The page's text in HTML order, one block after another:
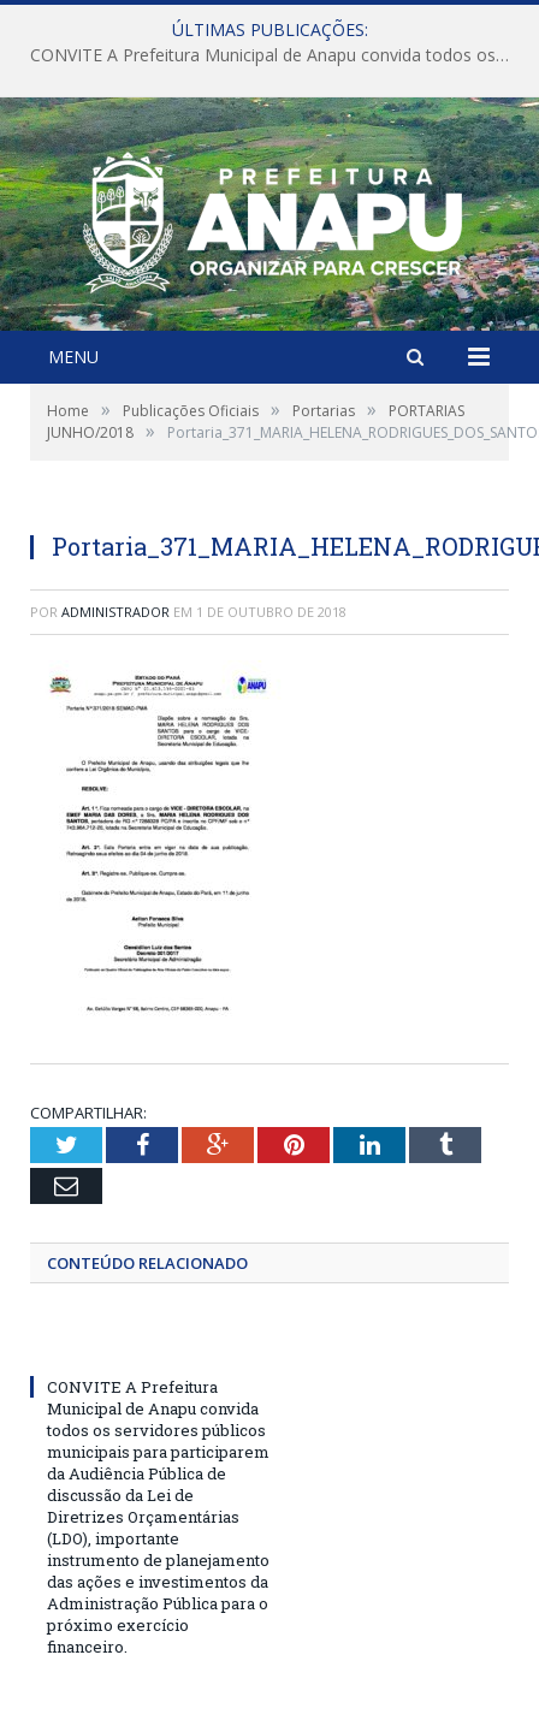
ÚLTIMAS PUBLICAÇÕES:
CONVITE A Prefeitura Municipal de Anapu convida todos os servidores públicos municipais para participarem da Audiência Pública de discussão da Lei de Diretrizes Orçamentárias (LDO), importante instrumento de planejamento das ações e investimentos da Administração Pública para o próximo exercício financeiro.
MENU
Home » Publicações Oficiais » Portarias »
PORTARIAS
JUNHO/2018 »
POR ADMINISTRADOR EM 1 DE OUTUBRO DE 2018
COMPARTILHAR:
TwitterFacebookGoogle+PinterestLinkedInTumblr
Email
CONTEÚDO RELACIONADO
CONVITE A Prefeitura
Municipal de Anapu convida
todos os servidores públicos
municipais para participarem
da Audiência Pública de
discussão da Lei de
Diretrizes Orçamentárias
(LDO), importante
instrumento de planejamento
das ações e investimentos da
Administração Pública para o
próximo exercício
financeiro.